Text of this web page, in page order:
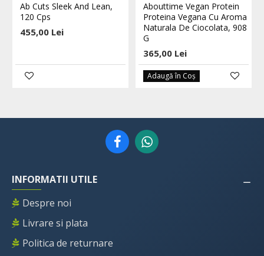
Ab Cuts Sleek And Lean,
120 Cps
455,00 Lei
Abouttime Vegan Protein
Proteina Vegana Cu Aroma
Naturala De Ciocolata, 908
G
365,00 Lei
Adaugă în Coş
INFORMATII UTILE
Despre noi
Livrare si plata
Politica de returnare